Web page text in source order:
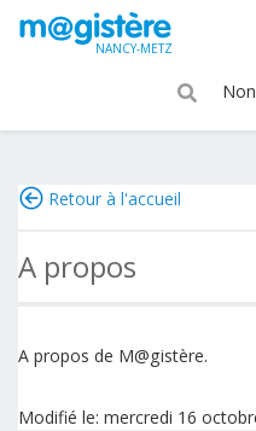
Passer au contenu principal
NANCY-METZ
Retour à l'accueil
A propos
A propos de M@gistère.
Modifié le: mercredi 16